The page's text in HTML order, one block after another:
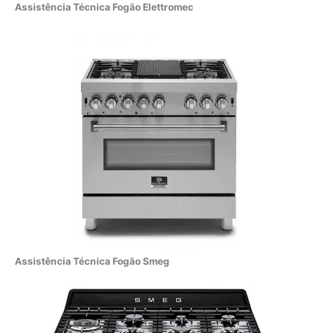
Assistência Técnica Fogão Elettromec
Assistência Técnica Fogão Smeg